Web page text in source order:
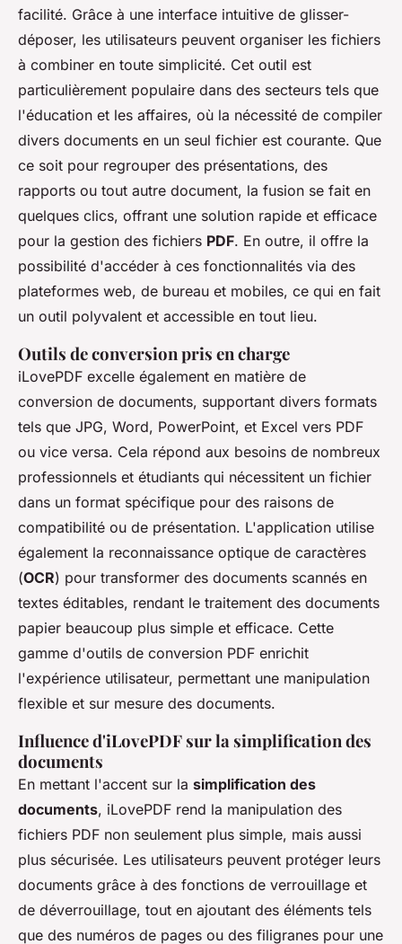
facilité. Grâce à une interface intuitive de glisser-
déposer, les utilisateurs peuvent organiser les fichiers
à combiner en toute simplicité. Cet outil est
particulièrement populaire dans des secteurs tels que
l'éducation et les affaires, où la nécessité de compiler
divers documents en un seul fichier est courante. Que
ce soit pour regrouper des présentations, des
rapports ou tout autre document, la fusion se fait en
quelques clics, offrant une solution rapide et efficace
pour la gestion des fichiers PDF. En outre, il offre la
possibilité d'accéder à ces fonctionnalités via des
plateformes web, de bureau et mobiles, ce qui en fait
un outil polyvalent et accessible en tout lieu.
Outils de conversion pris en charge
iLovePDF excelle également en matière de
conversion de documents, supportant divers formats
tels que JPG, Word, PowerPoint, et Excel vers PDF
ou vice versa. Cela répond aux besoins de nombreux
professionnels et étudiants qui nécessitent un fichier
dans un format spécifique pour des raisons de
compatibilité ou de présentation. L'application utilise
également la reconnaissance optique de caractères
(OCR) pour transformer des documents scannés en
textes éditables, rendant le traitement des documents
papier beaucoup plus simple et efficace. Cette
gamme d'outils de conversion PDF enrichit
l'expérience utilisateur, permettant une manipulation
flexible et sur mesure des documents.
Influence d'iLovePDF sur la simplification des
documents
En mettant l'accent sur la simplification des
documents, iLovePDF rend la manipulation des
fichiers PDF non seulement plus simple, mais aussi
plus sécurisée. Les utilisateurs peuvent protéger leurs
documents grâce à des fonctions de verrouillage et
de déverrouillage, tout en ajoutant des éléments tels
que des numéros de pages ou des filigranes pour une